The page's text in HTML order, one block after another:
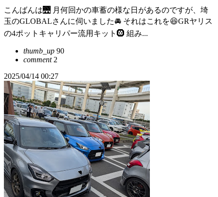
こんばんは🌉 月何回かの車蓄の様な日があるのですが、埼
玉のGLOBALさんに伺いました🚘️ それはこれを😆GRヤリス
の4ポットキャリパー流用キット🛞 組み...
thumb_up 90
comment2
2025/04/14 00:27